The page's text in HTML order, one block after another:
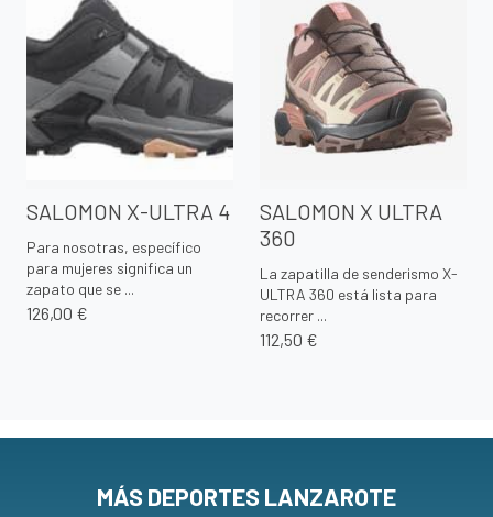
SALOMON X-ULTRA 4
Para nosotras, específico
para mujeres significa un
zapato que se ...
126,00 €
SALOMON X ULTRA
360
La zapatilla de senderismo X-
ULTRA 360 está lista para
recorrer ...
112,50 €
MÁS DEPORTES LANZAROTE